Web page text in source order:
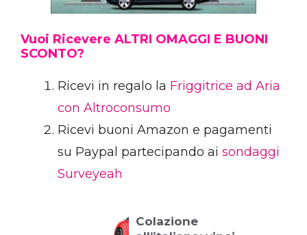
Vuoi Ricevere ALTRI OMAGGI E BUONI
SCONTO?
Ricevi in regalo la Friggitrice ad Aria
con Altroconsumo
Ricevi buoni Amazon e pagamenti
su Paypal partecipando ai sondaggi
Surveyeah
Colazione